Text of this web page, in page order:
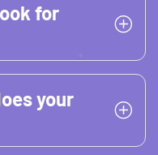
for
your